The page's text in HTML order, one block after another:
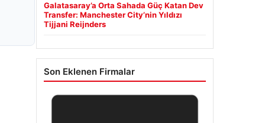
Galatasaray’a Orta Sahada Güç Katan Dev
Transfer: Manchester City’nin Yıldızı
Tijjani Reijnders
Son Eklenen Firmalar